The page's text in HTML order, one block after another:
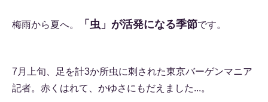
梅雨から夏へ。 「虫」が活発になる季節です。
7月上旬、足を計3か所虫に刺された東京バーゲンマニア
記者。赤くはれて、かゆさにもだえました...。